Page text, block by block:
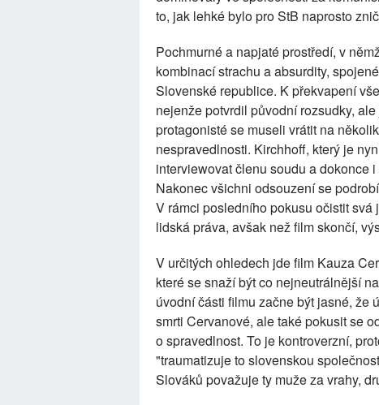
to, jak lehké bylo pro StB naprosto
Pochmurné a napjaté prostředí, v
kombinací strachu a absurdity,
Slovenské republice. K překvapení
nejenže potvrdil původní rozsudky,
protagonisté se museli vrátit na
nespravedlnosti. Kirchhoff, který je
interviewovat členu soudu a dokonce
Nakonec všichni odsouzení se
V rámci posledního pokusu očistit
lidská práva, avšak než film skončí,
V určitých ohledech jde film Kauza
které se snaží být co nejneutrálnější
úvodní části filmu začne být jasné, že
smrti Cervanové, ale také pokusit se
o spravedlnost. To je kontroverzní,
"traumatizuje to slovenskou
Slováků považuje ty muže za vrahy,